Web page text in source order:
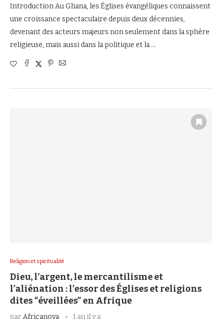
Introduction Au Ghana, les Églises évangéliques connaissent
une croissance spectaculaire depuis deux décennies,
devenant des acteurs majeurs non seulement dans la sphère
religieuse, mais aussi dans la politique et la …
Religion et spiritualité
Dieu, l’argent, le mercantilisme et
l’aliénation : l’essor des Églises et religions
dites “éveillées” en Afrique
parAfricanova 1 an il y a